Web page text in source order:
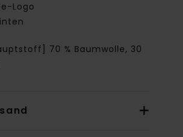
Logo
70 % Baumwolle, 30